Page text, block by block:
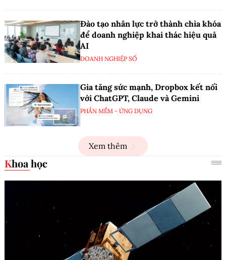
Đào tạo nhân lực trở thành chìa khóa
để doanh nghiệp khai thác hiệu quả
AI
DOANH NGHIỆP SỐ
Gia tăng sức mạnh, Dropbox kết nối
với ChatGPT, Claude và Gemini
PHẦN MỀM - ỨNG DỤNG
Xem thêm
Khoa học